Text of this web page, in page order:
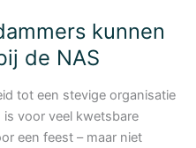
kunnen
de NAS
tot een stevige organisatie
is voor veel kwetsbare
een feest – maar niet